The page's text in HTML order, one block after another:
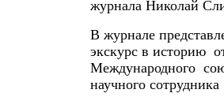
журнала Николай
В журнале
экскурс в историю
Международного
научного сотрудника